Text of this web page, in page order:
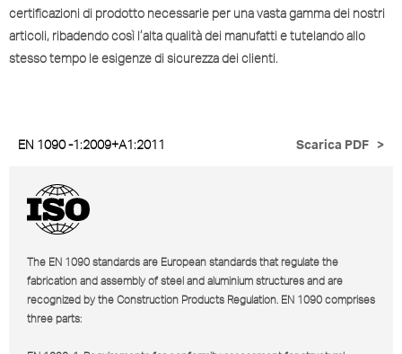
certificazioni di prodotto necessarie per una vasta gamma dei nostri
articoli, ribadendo così l’alta qualità dei manufatti e tutelando allo
stesso tempo le esigenze di sicurezza dei clienti.
EN 1090 -1:2009+A1:2011 Scarica PDF >
The EN 1090 standards are European standards that regulate the
fabrication and assembly of steel and aluminium structures and are
recognized by the Construction Products Regulation. EN 1090 comprises
three parts: